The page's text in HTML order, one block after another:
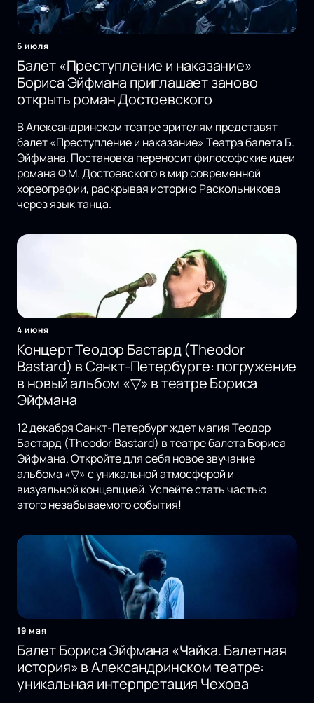
6 июля
Балет «Преступление и наказание»
Бориса Эйфмана приглашает заново
открыть роман Достоевского
В Александринском театре зрителям представят
балет «Преступление и наказание» Театра балета Б.
Эйфмана. Постановка переносит философские идеи
романа Ф.М. Достоевского в мир современной
хореографии, раскрывая историю Раскольникова
через язык танца.
4 июня
Концерт Теодор Бастард (Theodor
Bastard) в Санкт-Петербурге: погружение
в новый альбом «▽» в театре Бориса
Эйфмана
12 декабря Санкт-Петербург ждет магия Теодор
Бастард (Theodor Bastard) в театре балета Бориса
Эйфмана. Откройте для себя новое звучание
альбома «▽» с уникальной атмосферой и
визуальной концепцией. Успейте стать частью
этого незабываемого события!
19 мая
Балет Бориса Эйфмана «Чайка. Балетная
история» в Александринском театре:
уникальная интерпретация Чехова